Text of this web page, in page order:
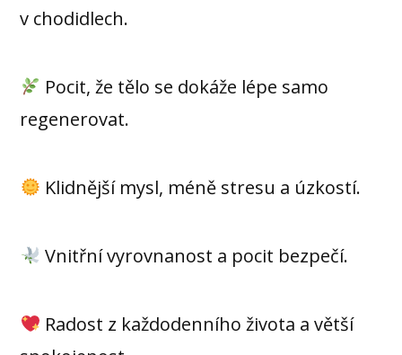
v chodidlech.
Pocit, že tělo se dokáže lépe samo
regenerovat.
Klidnější mysl, méně stresu a úzkostí.
Vnitřní vyrovnanost a pocit bezpečí.
Radost z každodenního života a větší